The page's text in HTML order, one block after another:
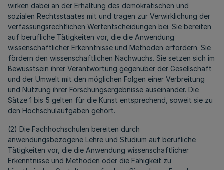
wirken dabei an der Erhaltung des demokratischen und
sozialen Rechtsstaates mit und tragen zur Verwirklichung der
verfassungsrechtlichen Wertentscheidungen bei. Sie bereiten
auf berufliche Tätigkeiten vor, die die Anwendung
wissenschaftlicher Erkenntnisse und Methoden erfordern. Sie
fördern den wissenschaftlichen Nachwuchs. Sie setzen sich im
Bewusstsein ihrer Verantwortung gegenüber der Gesellschaft
und der Umwelt mit den möglichen Folgen einer Verbreitung
und Nutzung ihrer Forschungsergebnisse auseinander. Die
Sätze 1 bis 5 gelten für die Kunst entsprechend, soweit sie zu
den Hochschulaufgaben gehört.
(2) Die Fachhochschulen bereiten durch
anwendungsbezogene Lehre und Studium auf berufliche
Tätigkeiten vor, die die Anwendung wissenschaftlicher
Erkenntnisse und Methoden oder die Fähigkeit zu